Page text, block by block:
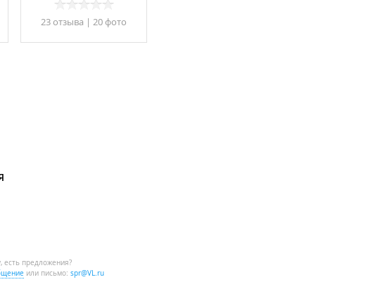
23 отзывa | 20 фото
предложения?
или письмо: spr@VL.ru